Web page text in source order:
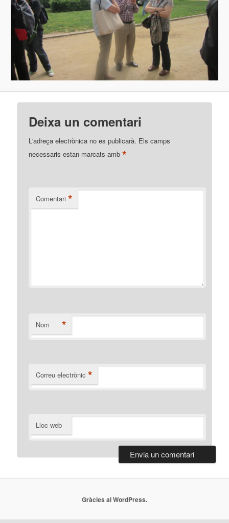
Deixa un comentari
L'adreça electrònica no es publicarà. Els camps
necessaris estan marcats amb*
Comentari *
Nom *
Correu electrònic *
Lloc web
Gràcies al WordPress.